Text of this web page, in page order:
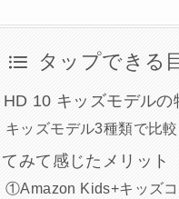
タップできる
10 キッズモデルの
キッズモデル3種類で比較
みて感じたメリット
①Amazon Kids+キッズ